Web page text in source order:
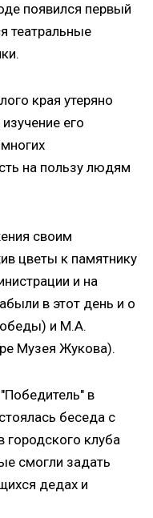
появился первый
театральные
края утеряно
его
на пользу людям
своим
цветы к памятнику
и на
в этот день и о
и М.А.
Музея Жукова).
в
беседа с
городского клуба
смогли задать
дедах и
на обработку